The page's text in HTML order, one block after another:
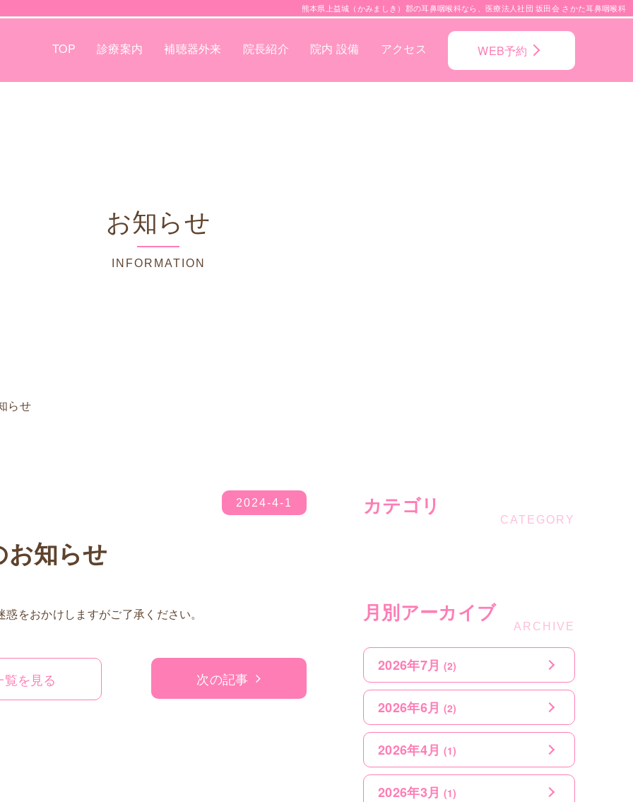
熊本県上益城（かみましき）郡の耳鼻咽喉科なら、医療法人社団 坂田会 さかた耳鼻咽喉科
TOP 診療案内 補聴器外来 院長紹介 院内 設備 アクセス WEB予約
お知らせ
INFORMATION
らせ
2024-4-1
お知らせ
をおかけしますがご了承ください。
覧を見る 次の記事
カテゴリ
月別アーカイブ
2026年7月 (2)
2026年6月 (2)
2026年4月 (1)
2026年3月 (1)